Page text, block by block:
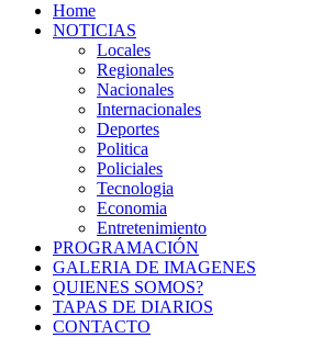
Home
NOTICIAS
Locales
Regionales
Nacionales
Internacionales
Deportes
Politica
Policiales
Tecnologia
Economia
Entretenimiento
PROGRAMACIÓN
GALERIA DE IMAGENES
QUIENES SOMOS?
TAPAS DE DIARIOS
CONTACTO